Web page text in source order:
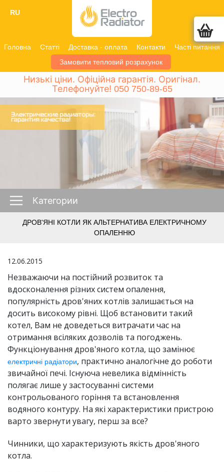
Головна Статті Доставка - оплата Контакти
Часті питання
Замовити тепловий розрахунок
RU
Низькі ціни. Офіційна гарантія. Оригінал.
Телефонуйте! 050 750-89-65
Категории
ДРОВ'ЯНІ КОТЛИ ЯК АЛЬТЕРНАТИВА ЕЛЕКТРИЧНОМУ
ОПАЛЕННЮ
12.06.2015
Незважаючи на постійний розвиток та
вдосконалення різних систем опалення,
популярність дров'яних котлів залишається на
досить високому рівні. Щоб встановити такий
котел, Вам не доведеться витрачати час на
отримання всіляких дозволів та погоджень.
Функціонування дров'яного котла, що замінює
електричні радіатори, практично аналогічне до роботи
звичайної печі. Існуюча невелика відмінність
полягає лише у застосуванні системи
контрольованого горіння та встановлення
водяного контуру. На які характеристики пристрою
варто звернути увагу, перш за все?
Чинники, що характеризують якість дров'яного
котла.